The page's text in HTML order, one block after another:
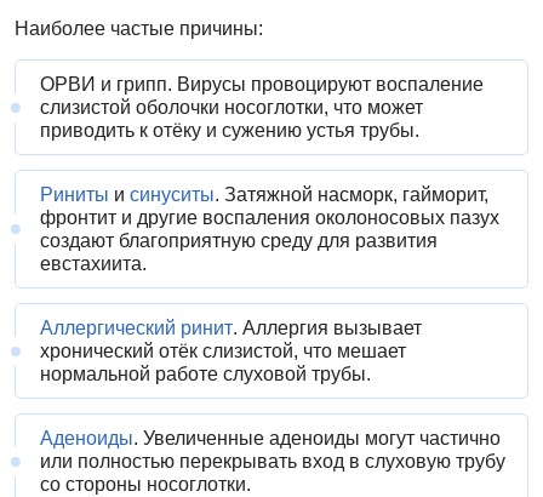
Наиболее частые причины:
ОРВИ и грипп. Вирусы провоцируют воспаление
слизистой оболочки носоглотки, что может
приводить к отёку и сужению устья трубы.
Риниты и синуситы. Затяжной насморк, гайморит,
фронтит и другие воспаления околоносовых пазух
создают благоприятную среду для развития
евстахиита.
Аллергический ринит. Аллергия вызывает
хронический отёк слизистой, что мешает
нормальной работе слуховой трубы.
Аденоиды. Увеличенные аденоиды могут частично
или полностью перекрывать вход в слуховую трубу
со стороны носоглотки.